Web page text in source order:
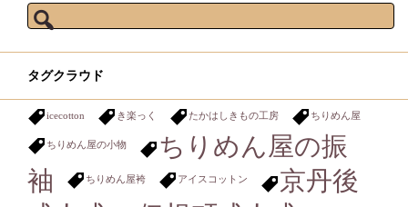
検索:
タグクラウド
icecotton き楽っく たかはしきもの工房 ちりめん屋
ちりめん屋の小物
ちりめん屋の振
袖
ちりめん屋袴 アイスコットン
京丹後